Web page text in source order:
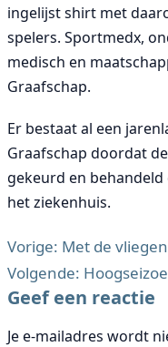
ingelijst shirt met
spelers. Sportmedx,
medisch en
Graafschap.
Er bestaat al een
Graafschap doordat
gekeurd en
het ziekenhuis.
Bericht
navigatie
Vorige: Met de
Volgende:
Geef een reactie
Je e-mailadres wordt